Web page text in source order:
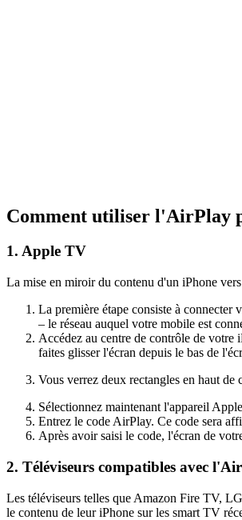
Comment utiliser l'AirPlay
1. Apple TV
La mise en miroir du contenu d'un iPhone
La première étape consiste à connecter
– le réseau auquel votre mobile est
Accédez au centre de contrôle de votre
faites glisser l'écran depuis le bas de
Vous verrez deux rectangles en haut
Sélectionnez maintenant l'appareil
Entrez le code AirPlay. Ce code sera
Après avoir saisi le code, l'écran de
2. Téléviseurs compatibles avec
Les téléviseurs telles que Amazon Fire TV,
le contenu de leur iPhone sur les smart TV